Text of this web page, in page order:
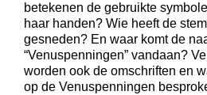
betekenen de gebruikte
haar handen? Wie heeft de
gesneden? En waar komt de
“Venuspenningen” vandaan?
worden ook de omschriften en
op de Venuspenningen